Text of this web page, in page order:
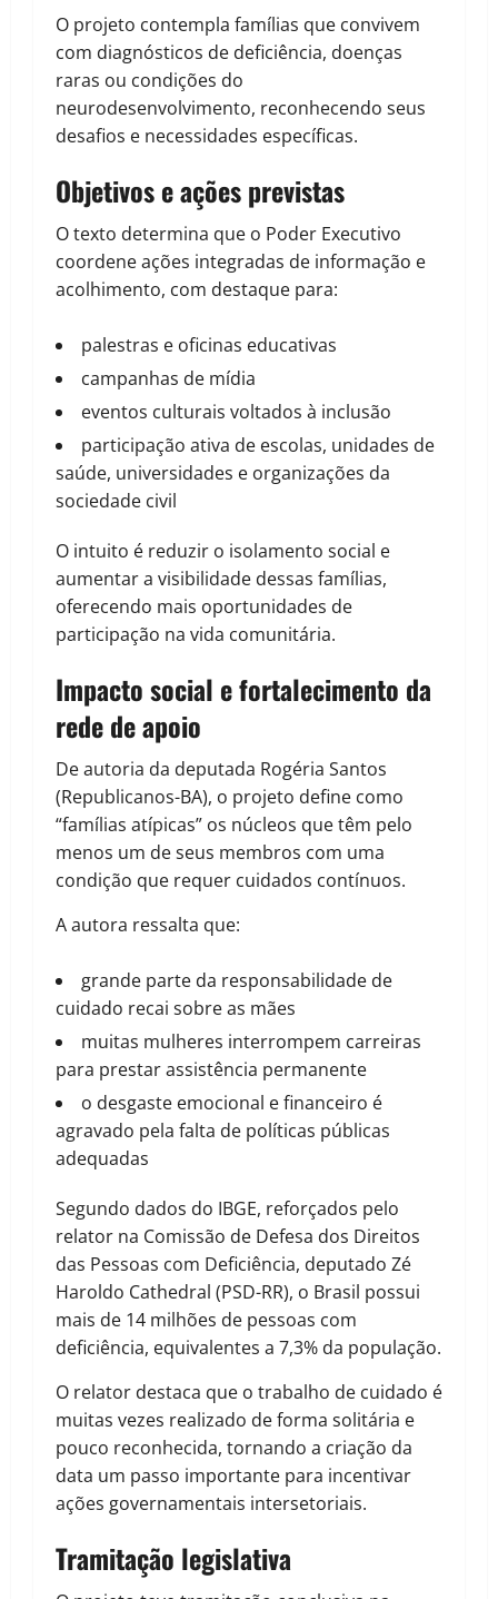
O projeto contempla famílias que convivem
com diagnósticos de deficiência, doenças
raras ou condições do
neurodesenvolvimento, reconhecendo seus
desafios e necessidades específicas.
Objetivos e ações previstas
O texto determina que o Poder Executivo
coordene ações integradas de informação e
acolhimento, com destaque para:
palestras e oficinas educativas
campanhas de mídia
eventos culturais voltados à inclusão
participação ativa de escolas, unidades de
saúde, universidades e organizações da
sociedade civil
O intuito é reduzir o isolamento social e
aumentar a visibilidade dessas famílias,
oferecendo mais oportunidades de
participação na vida comunitária.
Impacto social e fortalecimento da
rede de apoio
De autoria da deputada Rogéria Santos
(Republicanos-BA), o projeto define como
“famílias atípicas” os núcleos que têm pelo
menos um de seus membros com uma
condição que requer cuidados contínuos.
A autora ressalta que:
grande parte da responsabilidade de
cuidado recai sobre as mães
muitas mulheres interrompem carreiras
para prestar assistência permanente
o desgaste emocional e financeiro é
agravado pela falta de políticas públicas
adequadas
Segundo dados do IBGE, reforçados pelo
relator na Comissão de Defesa dos Direitos
das Pessoas com Deficiência, deputado Zé
Haroldo Cathedral (PSD-RR), o Brasil possui
mais de 14 milhões de pessoas com
deficiência, equivalentes a 7,3% da população.
O relator destaca que o trabalho de cuidado é
muitas vezes realizado de forma solitária e
pouco reconhecida, tornando a criação da
data um passo importante para incentivar
ações governamentais intersetoriais.
Tramitação legislativa